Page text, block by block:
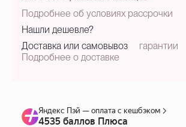
Подробнее об условиях рассрочки
Нашли дешевле?
Доставка или самовывоз
Подробнее о доставке
гарантии